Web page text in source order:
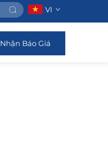
VI
Nhận Báo Giá